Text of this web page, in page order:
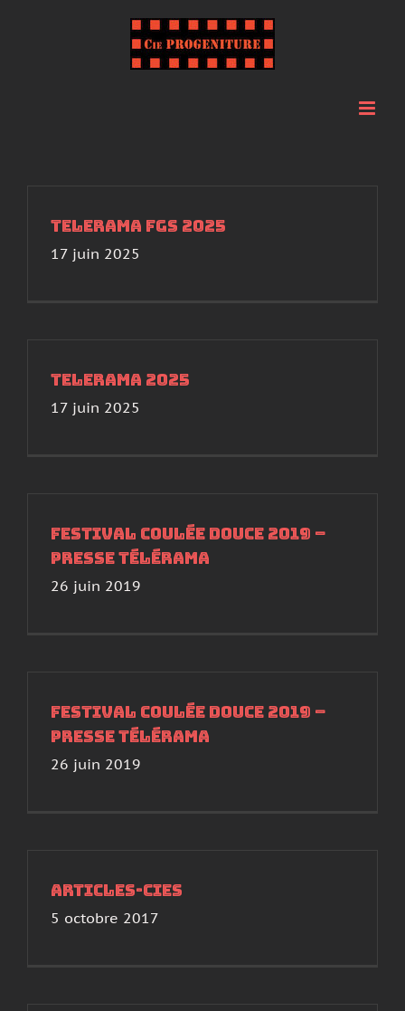
Telerama FGS 2025
17 juin 2025
Telerama 2025
17 juin 2025
Festival Coulée Douce 2019 –
Presse Télérama
26 juin 2019
Festival Coulée Douce 2019 –
Presse Télérama
26 juin 2019
Articles-Cies
5 octobre 2017